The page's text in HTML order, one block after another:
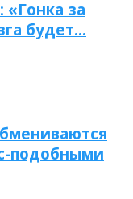
«Гонка за
будет…
подобными